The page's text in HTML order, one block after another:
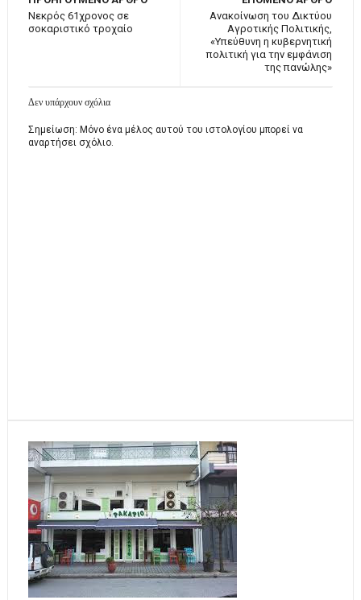
Ανακοίνωση του Δικτύου
Αγροτικής Πολιτικής,
«Υπεύθυνη η κυβερνητική
πολιτική για την εμφάνιση
της πανώλης»
Νεκρός 61χρονος σε
σοκαριστικό τροχαίο
Δεν υπάρχουν σχόλια
Σημείωση: Μόνο ένα μέλος αυτού του ιστολογίου μπορεί να
αναρτήσει σχόλιο.